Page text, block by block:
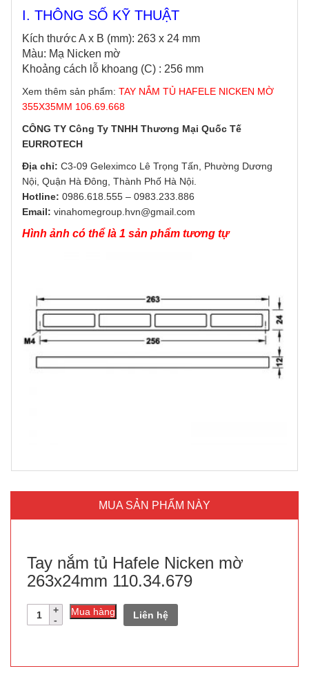
I. THÔNG SỐ KỸ THUẬT
Kích thước A x B (mm): 263 x 24 mm
Màu: Mạ Nicken mờ
Khoảng cách lỗ khoang (C) : 256 mm
Xem thêm sản phẩm: TAY NẮM TỦ HAFELE NICKEN MỜ
355X35MM 106.69.668
CÔNG TY Công Ty TNHH Thương Mại Quốc Tế
EURROTECH
Địa chỉ: C3-09 Geleximco Lê Trọng Tấn, Phường Dương
Nội, Quận Hà Đông, Thành Phố Hà Nội.
Hotline: 0986.618.555 – 0983.233.886
Email: vinahomegroup.hvn@gmail.com
Hình ảnh có thể là 1 sản phẩm tương tự
MUA SẢN PHẨM NÀY
Tay nắm tủ Hafele Nicken mờ
263x24mm 110.34.679
Số
lượng
Mua hàng Liên hệ